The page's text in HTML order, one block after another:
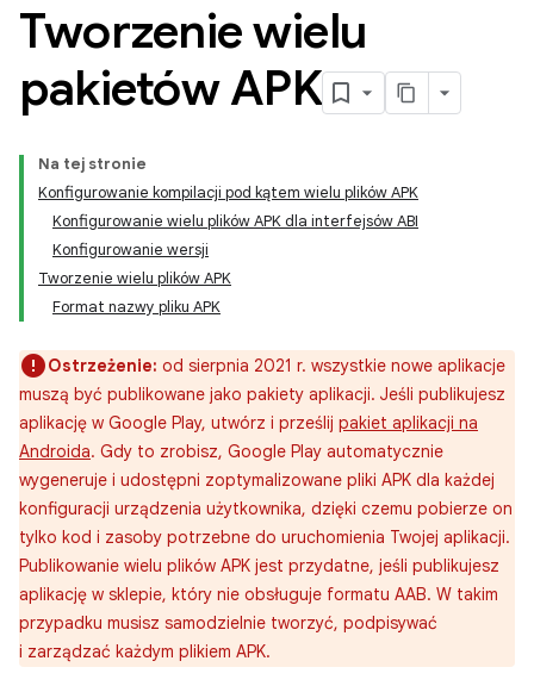
Tworzenie wielu
pakietów APK
Na tej stronie
Konfigurowanie kompilacji pod kątem wielu plików APK
Konfigurowanie wielu plików APK dla interfejsów ABI
Konfigurowanie wersji
Tworzenie wielu plików APK
Format nazwy pliku APK
Ostrzeżenie: od sierpnia 2021 r. wszystkie nowe aplikacje
muszą być publikowane jako pakiety aplikacji. Jeśli publikujesz
aplikację w Google Play, utwórz i prześlij pakiet aplikacji na
Androida. Gdy to zrobisz, Google Play automatycznie
wygeneruje i udostępni zoptymalizowane pliki APK dla każdej
konfiguracji urządzenia użytkownika, dzięki czemu pobierze on
tylko kod i zasoby potrzebne do uruchomienia Twojej aplikacji.
Publikowanie wielu plików APK jest przydatne, jeśli publikujesz
aplikację w sklepie, który nie obsługuje formatu AAB. W takim
przypadku musisz samodzielnie tworzyć, podpisywać
i zarządzać każdym plikiem APK.